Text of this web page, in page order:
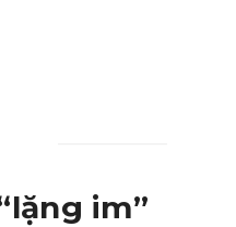
im”